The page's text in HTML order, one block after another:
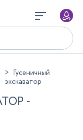
Гусеничный
экскаватор
-